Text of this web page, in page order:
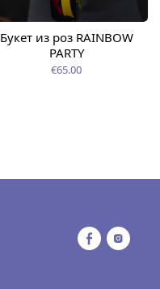
Букет из роз RAINBOW
PARTY
€65.00